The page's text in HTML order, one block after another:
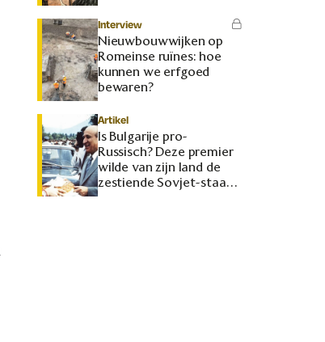
Interview
Nieuwbouwwijken op
Romeinse ruïnes: hoe
kunnen we erfgoed
bewaren?
Artikel
Is Bulgarije pro-
Russisch? Deze premier
wilde van zijn land de
zestiende Sovjet-staat
maken